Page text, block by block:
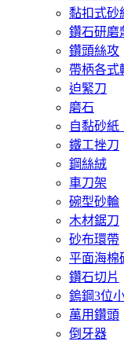
黏扣式砂
鑽石研磨
鑽頭絲攻
帶柄各式
迫緊刀
磨石
自黏砂紙
鐵工挫刀
鋼絲絨
車刀架
碗型砂輪
木材鋸刀
砂布環帶
平面海棉
鑽石切片
鎢鋼3位
萬用鑽頭
倒牙器